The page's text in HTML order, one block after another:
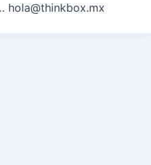
hola@thinkbox.mx